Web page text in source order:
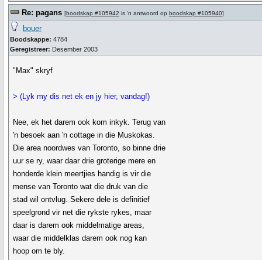
Re: pagans [boodskap #105942 is 'n antwoord op boodskap #105940]
bouer
Boodskappe: 4784
Geregistreer: Desember 2003
"Max" skryf
> (Lyk my dis net ek en jy hier, vandag!)
Nee, ek het darem ook kom inkyk. Terug van
'n besoek aan 'n cottage in die Muskokas.
Die area noordwes van Toronto, so binne drie
uur se ry, waar daar drie groterige mere en
honderde klein meertjies handig is vir die
mense van Toronto wat die druk van die
stad wil ontvlug. Sekere dele is definitief
speelgrond vir net die rykste rykes, maar
daar is darem ook middelmatige areas,
waar die middelklas darem ook nog kan
hoop om te bly.